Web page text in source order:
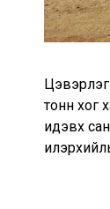
тонн хог
идэвх